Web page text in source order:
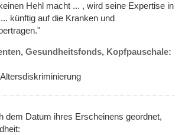
Hehl macht ... , wird seine Expertise in
künftig auf die Kranken und
Gesundheitsfonds, Kopfpauschale:
dem Datum ihres Erscheinens geordnet,